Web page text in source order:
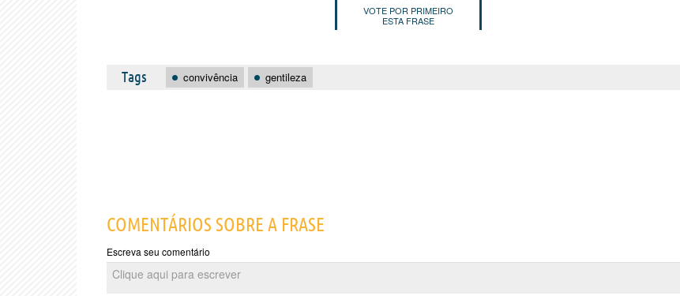
VOTE POR PRIMEIRO
ESTA FRASE
Tags convivência gentileza
COMENTÁRIOS SOBRE A FRASE
Escreva seu comentário